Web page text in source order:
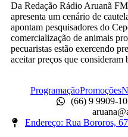
Da Redação Rádio Aruanã
apresenta um cenário de
apontam pesquisadores do
comercialização de animais
pecuaristas estão exercendo
aceitar preços que
ProgramaçãoPromoções
(66) 9 9909-
Endereço: Rua Bororos,